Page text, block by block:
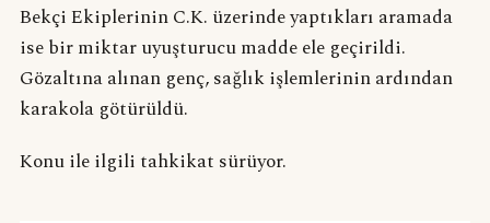
Bekçi Ekiplerinin C.K. üzerinde yaptıkları aramada
ise bir miktar uyuşturucu madde ele geçirildi.
Gözaltına alınan genç, sağlık işlemlerinin ardından
karakola götürüldü.
Konu ile ilgili tahkikat sürüyor.